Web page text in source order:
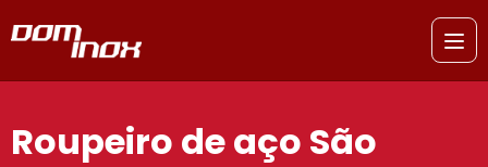
Roupeiro de aço São